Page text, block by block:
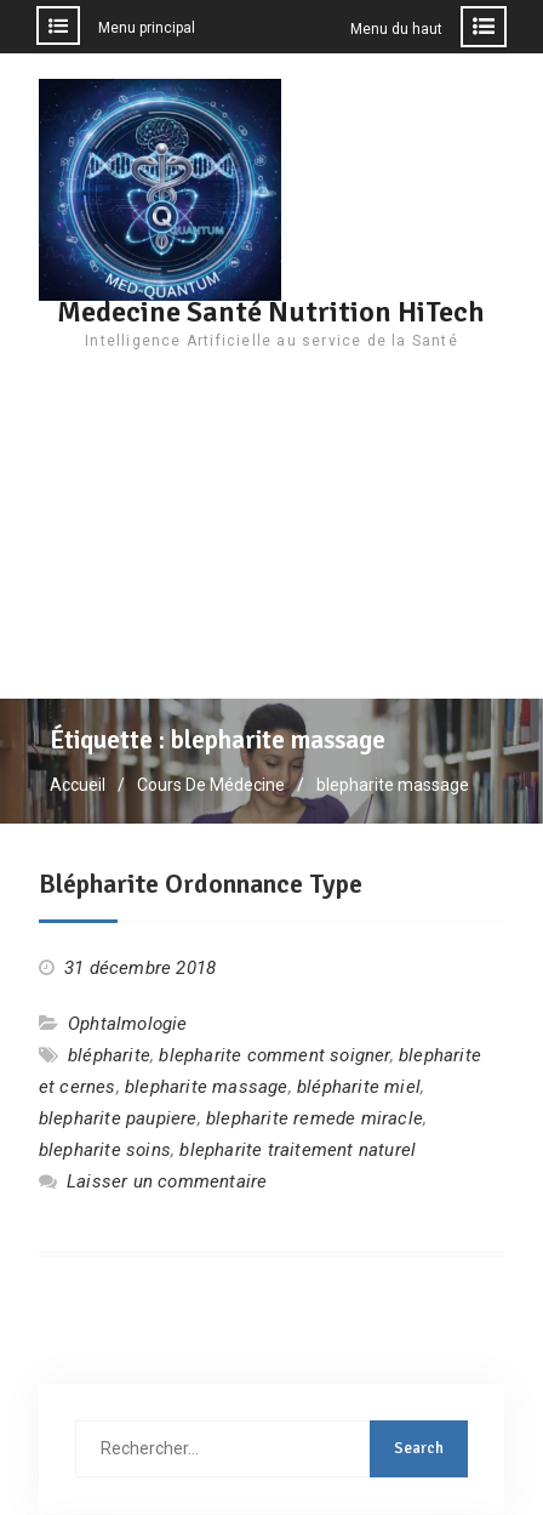
contenu
Menu principal Menu du haut
Medecine Santé Nutrition HiTech
Intelligence Artificielle au service de la Santé
Étiquette : blepharite massage
Accueil Cours De Médecine blepharite massage
Blépharite Ordonnance Type
31 décembre 2018
Ophtalmologie
blépharite,blepharite comment soigner, blepharite
et cernes, blepharite massage, blépharite miel,
blepharite paupiere, blepharite remede miracle,
blepharite soins,blepharite traitement naturel
Laisser un commentaire